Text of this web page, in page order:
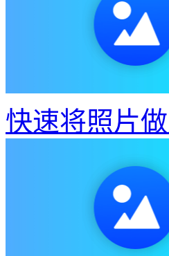
快速将照片